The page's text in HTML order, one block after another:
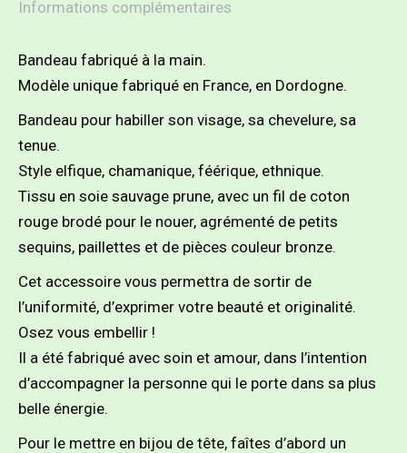
Informations complémentaires
Bandeau fabriqué à la main.
Modèle unique fabriqué en France, en Dordogne.
Bandeau pour habiller son visage, sa chevelure, sa
tenue.
Style elfique, chamanique, féérique, ethnique.
Tissu en soie sauvage prune, avec un fil de coton
rouge brodé pour le nouer, agrémenté de petits
sequins, paillettes et de pièces couleur bronze.
Cet accessoire vous permettra de sortir de
l’uniformité, d’exprimer votre beauté et originalité.
Osez vous embellir !
Il a été fabriqué avec soin et amour, dans l’intention
d’accompagner la personne qui le porte dans sa plus
belle énergie.
Pour le mettre en bijou de tête, faîtes d’abord un